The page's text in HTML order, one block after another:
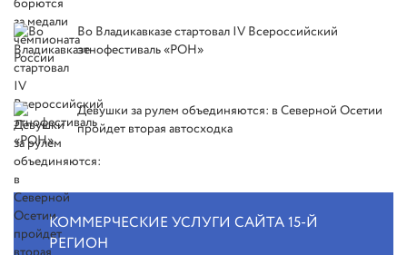
Во Владикавказе стартовал IV Всероссийский
этнофестиваль «РОН»
Девушки за рулем объединяются: в Северной Осетии
пройдет вторая автосходка
КОММЕРЧЕСКИЕ УСЛУГИ САЙТА 15-Й
РЕГИОН